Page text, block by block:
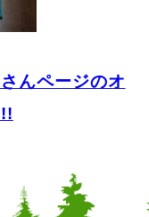
んページのオ